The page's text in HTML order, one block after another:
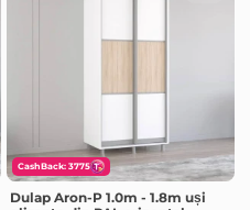
CashBack: 3775
Dulap Aron-P 1.0m - 1.8m uși